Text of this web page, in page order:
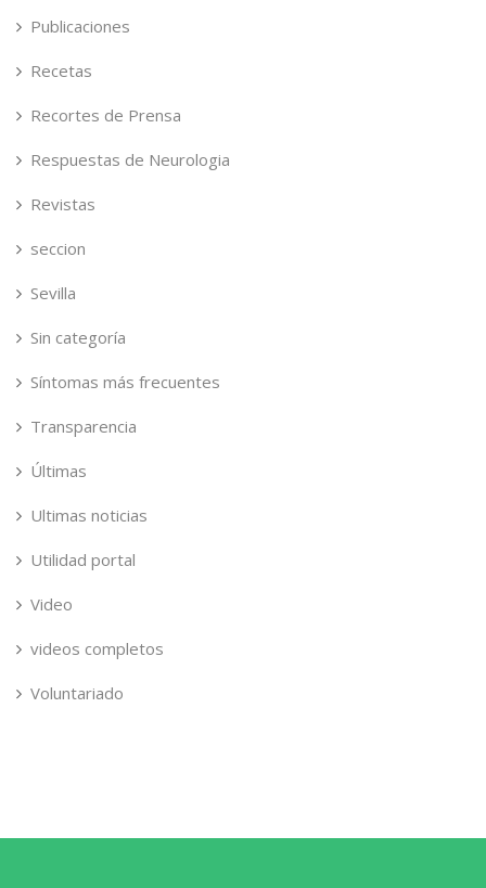
Publicaciones
Recetas
Recortes de Prensa
Respuestas de Neurologia
Revistas
seccion
Sevilla
Sin categoría
Síntomas más frecuentes
Transparencia
Últimas
Ultimas noticias
Utilidad portal
Video
videos completos
Voluntariado